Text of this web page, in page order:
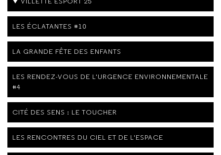
LES ÉCLATANTES #10
LA GRANDE FÊTE DES ENFANTS
LES RENDEZ-VOUS DE L'URGENCE ENVIRONNEMENTALE
#4
CITÉ DES SENS : LE TOUCHER
LES RENCONTRES DU CIEL ET DE L'ESPACE